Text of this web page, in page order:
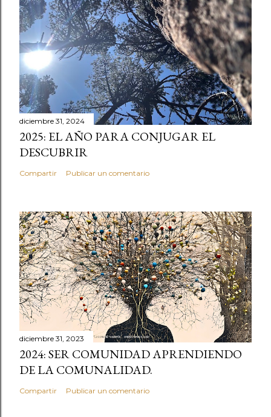
diciembre 31, 2024
2025: EL AÑO PARA CONJUGAR EL
DESCUBRIR
Compartir Publicar un comentario
diciembre 31, 2023
2024: SER COMUNIDAD APRENDIENDO
DE LA COMUNALIDAD.
Compartir Publicar un comentario